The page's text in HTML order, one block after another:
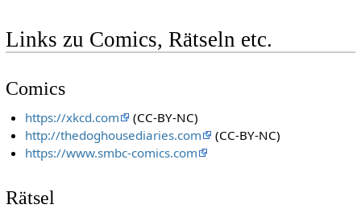
Links zu Comics, Rätseln etc.
Comics
https://xkcd.com
(CC-BY-NC)
http://thedoghousediaries.com
(CC-BY-NC)
https://www.smbc-comics.com
Rätsel